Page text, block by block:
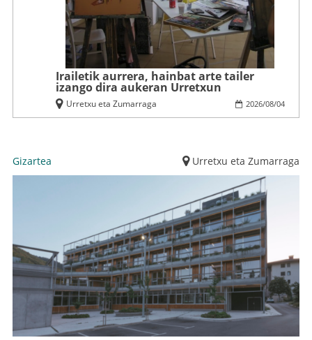
Irailetik aurrera, hainbat arte tailer
izango dira aukeran Urretxun
2026/08/04
Urretxu eta Zumarraga
Gizartea Urretxu eta Zumarraga